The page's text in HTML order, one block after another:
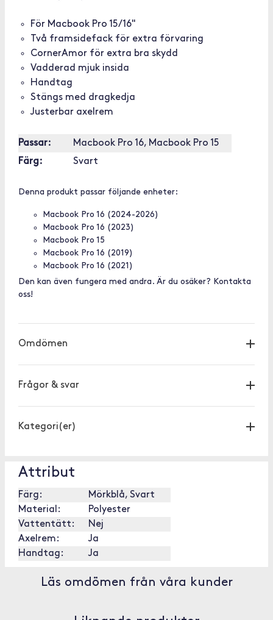
För Macbook Pro 15/16"
Två framsidefack för extra förvaring
CornerAmor för extra bra skydd
Vadderad mjuk insida
Handtag
Stängs med dragkedja
Justerbar axelrem
Passar:
Macbook Pro 16, Macbook Pro 15
Färg:
Svart
Denna produkt passar följande enheter:
Macbook Pro 16 (2024-2026)
Macbook Pro 16 (2023)
Macbook Pro 15
Macbook Pro 16 (2019)
Macbook Pro 16 (2021)
Den kan även fungera med andra. Är du osäker? Kontakta
oss!
Omdömen
Frågor & svar
Kategori(er)
Attribut
Färg:
Mörkblå, Svart
Material:
Polyester
Vattentätt:
Nej
Axelrem:
Ja
Handtag:
Ja
Läs omdömen från våra kunder